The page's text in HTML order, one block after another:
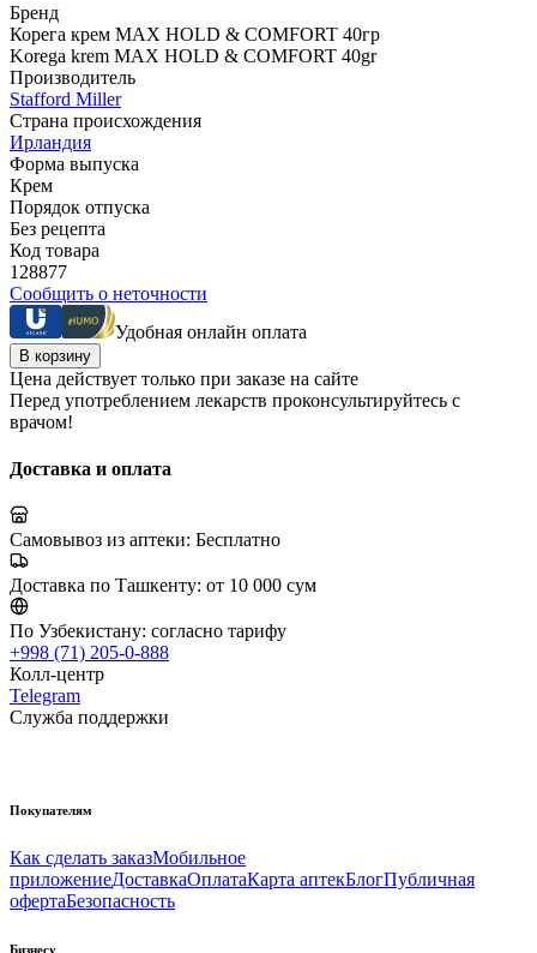
Бренд
Корега крем MAX HOLD & COMFORT 40гр
Korega krem MAX HOLD & COMFORT 40gr
Производитель
Stafford Miller
Страна происхождения
Ирландия
Форма выпуска
Крем
Порядок отпуска
Без рецепта
Код товара
128877
Сообщить о неточности
Удобная онлайн оплата
В корзину
Цена действует только при заказе на сайте
Перед употреблением лекарств проконсультируйтесь с
врачом!
Доставка и оплата
Самовывоз из аптеки: Бесплатно
Доставка по Ташкенту: от 10 000 сум
По Узбекистану: согласно тарифу
+998 (71) 205-0-888
Колл-центр
Telegram
Служба поддержки
Покупателям
Как сделать заказМобильное
приложениеДоставкаОплатаКарта аптекБлогПубличная
офертаБезопасность
Бизнесу